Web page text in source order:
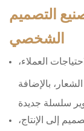
التصميم
الشخصي
العملاء،
بالإضافة
إلى الإنتاج،